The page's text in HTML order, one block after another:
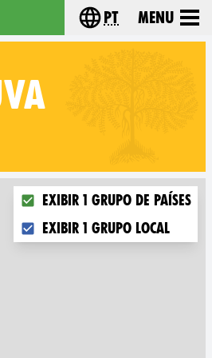
Home Choose your
pt Menu
Choose what you want to
Exibir 1 grupo de países
Exibir 1 grupo local